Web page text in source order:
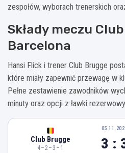
zespołów, wyborach trenerskich
Składy meczu
Barcelona
Hansi Flick i trener Club Brugge
które miały zapewnić przewagę w
Pełne zestawienie zawodników
minuty oraz opcji z ławki
Club Brugge
4–2–3–1 3 :